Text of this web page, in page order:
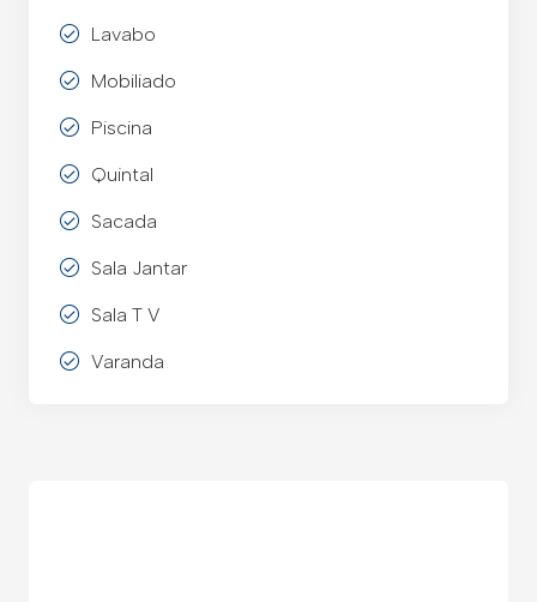
Lavabo
Mobiliado
Piscina
Quintal
Sacada
Sala Jantar
Sala T V
Varanda